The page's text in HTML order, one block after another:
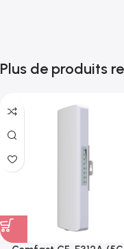
Plus de produits